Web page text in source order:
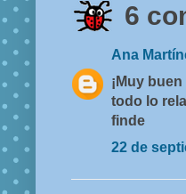
6
Ana
¡Muy
todo lo
finde
22 de